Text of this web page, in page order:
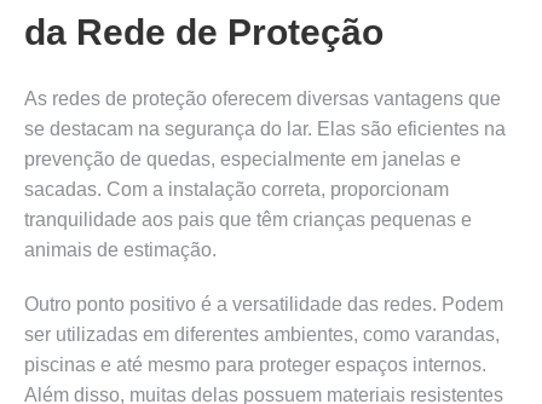
da Rede de Proteção
As redes de proteção oferecem diversas vantagens que
se destacam na segurança do lar. Elas são eficientes na
prevenção de quedas, especialmente em janelas e
sacadas. Com a instalação correta, proporcionam
tranquilidade aos pais que têm crianças pequenas e
animais de estimação.
Outro ponto positivo é a versatilidade das redes. Podem
ser utilizadas em diferentes ambientes, como varandas,
piscinas e até mesmo para proteger espaços internos.
Além disso, muitas delas possuem materiais resistentes